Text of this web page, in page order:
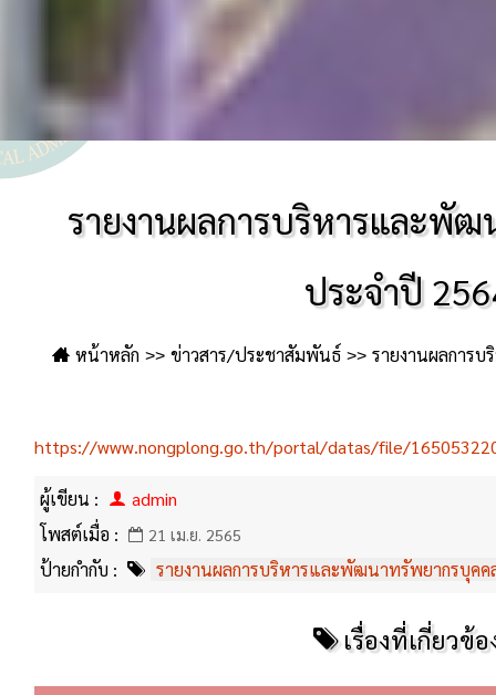
รายงานผลการบริหารและพั
ประจำปี
หน้าหลัก ข่าวสาร/ประชาสัมพันธ์
รายงานผลการ
https://www.nongplong.go.th/portal/datas/file/
ผู้เขียน :
admin
โพสต์เมื่อ :
21 เม.ย. 2565
ป้ายกำกับ : รายงานผลการบริหารและพัฒนาทรัพยากรบุคค
เรื่องที่เกี่ยวข้อ